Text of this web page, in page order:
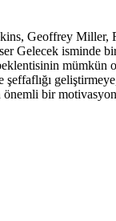
Geoffrey
Gelecek isminde
bir motivasyon